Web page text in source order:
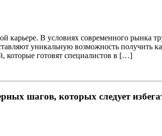
карьере. В условиях современного рынка
уникальную возможность получить
которые готовят специалистов в […]
шагов, которых следует